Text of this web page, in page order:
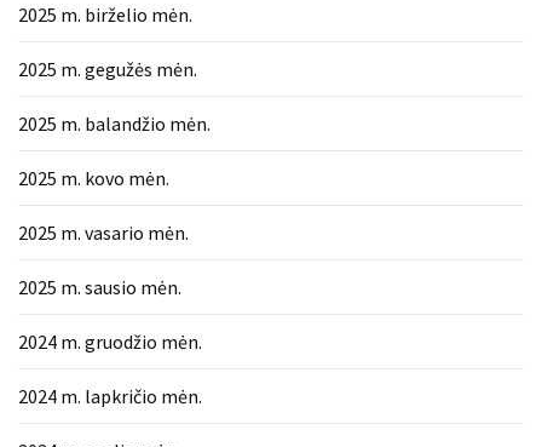
2025 m. birželio mėn.
2025 m. gegužės mėn.
2025 m. balandžio mėn.
2025 m. kovo mėn.
2025 m. vasario mėn.
2025 m. sausio mėn.
2024 m. gruodžio mėn.
2024 m. lapkričio mėn.